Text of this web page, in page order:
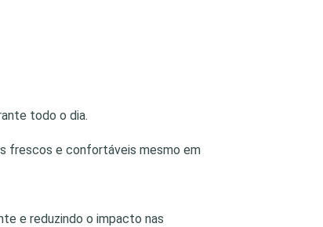
todo o dia.
frescos e confortáveis mesmo em
e reduzindo o impacto nas